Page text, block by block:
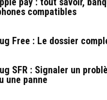
compatibles
Free : Le dossier
SFR : Signaler un
une panne